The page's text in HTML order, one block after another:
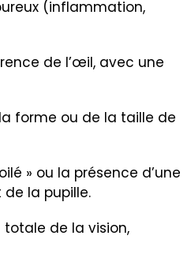
(inflammation,
de l’œil, avec une
forme ou de la taille de
» ou la présence d’une
la pupille.
totale de la vision,